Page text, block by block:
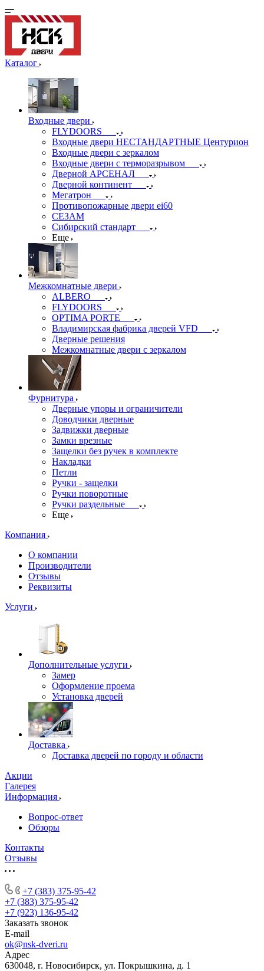
Каталог
Входные двери
FLYDOORS
Входные двери НЕСТАНДАРТНЫЕ Центурион
Входные двери с зеркалом
Входные двери с терморазрывом
Дверной АРСЕНАЛ
Дверной континент
Мегатрон
Противопожарные двери ei60
СЕЗАМ
Сибирский стандарт
Еще
Межкомнатные двери
ALBERO
FLYDOORS
OPTIMA PORTE
Владимирская фабрика дверей VFD
Дверные решения
Межкомнатные двери c зеркалом
Фурнитура
Дверные упоры и ограничители
Доводчики дверные
Задвижки дверные
Замки врезные
Защелки без ручек в комплекте
Накладки
Петли
Ручки - защелки
Ручки поворотные
Ручки раздельные
Еще
Компания
О компании
Производители
Отзывы
Реквизиты
Услуги
Дополнительные услуги
Замер
Оформление проема
Установка дверей
Доставка
Доставка дверей по городу и области
Акции
Галерея
Информация
Вопрос-ответ
Обзоры
Контакты
Отзывы
+7 (383) 375-95-42
+7 (383) 375-95-42
+7 (923) 136-95-42
Заказать звонок
E-mail
ok@nsk-dveri.ru
Адрес
630048, г. Новосибирск, ул. Покрышкина, д. 1